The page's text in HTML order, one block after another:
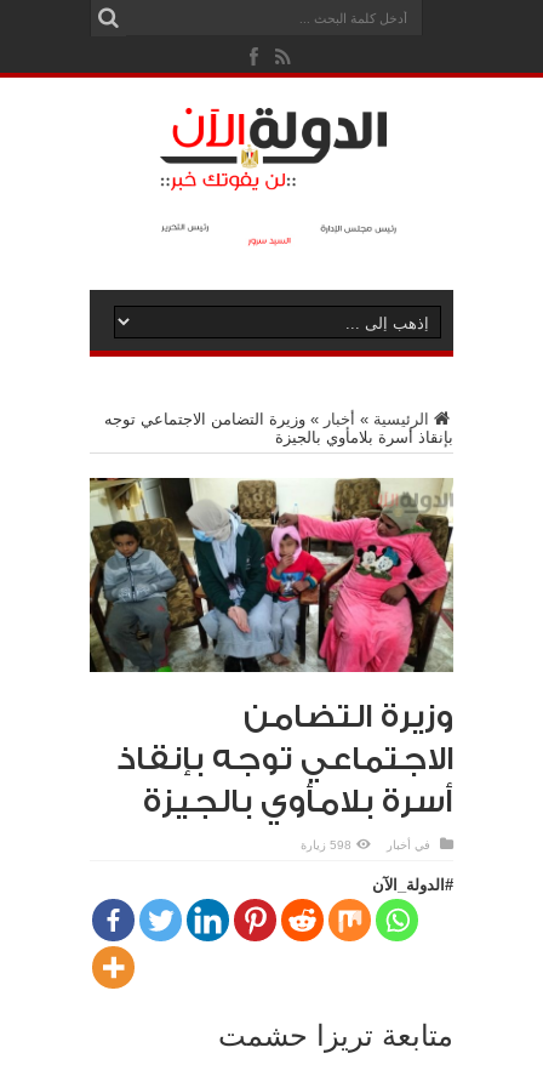
الرئيسية » أخبار » وزيرة التضامن الاجتماعي توجه
بإنقاذ أسرة بلامأوي بالجيزة
وزيرة التضامن
الاجتماعي توجه بإنقاذ
أسرة بلامأوي بالجيزة
في أخبار 598 زيارة
#الدولة_الآن
متابعة تريزا حشمت